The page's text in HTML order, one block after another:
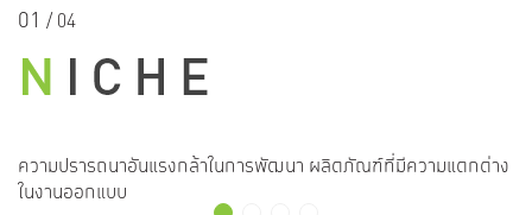
01 / 04
ความปรารถนาอันแรงกล้าในการพัฒนา ผลิตภัณฑ์ที่มีความแตกต่าง
ในงานออกแบบ